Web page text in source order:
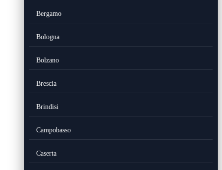
Bergamo
Bologna
Bolzano
Brescia
Brindisi
Campobasso
Caserta